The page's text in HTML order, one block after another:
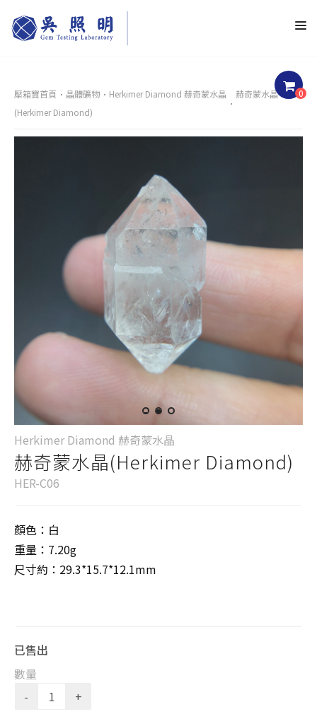
0
壓箱寶首頁 晶體礦物 Herkimer Diamond 赫奇蒙水晶
赫奇蒙水晶
(Herkimer Diamond)
Herkimer Diamond 赫奇蒙水晶
赫奇蒙水晶(Herkimer Diamond)
HER-C06
顏色：白
重量：7.20g
尺寸約：29.3*15.7*12.1mm
已售出
數量